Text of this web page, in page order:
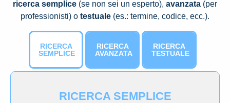
ricerca semplice (se non sei un esperto), avanzata (per
professionisti) o testuale (es.: termine, codice, ecc.).
RICERCA
SEMPLICE
RICERCA
AVANZATA
RICERCA
TESTUALE
RICERCA SEMPLICE